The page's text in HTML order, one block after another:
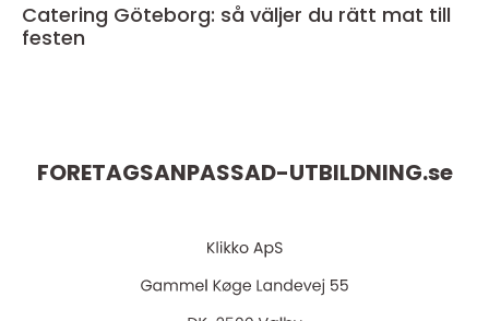
Catering Göteborg: så väljer du rätt mat till
festen
FORETAGSANPASSAD-UTBILDNING.se